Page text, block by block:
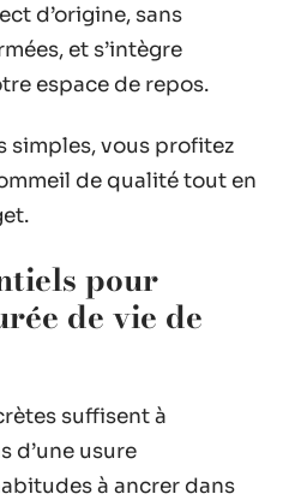
d’origine, sans
et s’intègre
espace de repos.
simples, vous profitez
de qualité tout en
pour
de vie de
suffisent à
d’une usure
à ancrer dans